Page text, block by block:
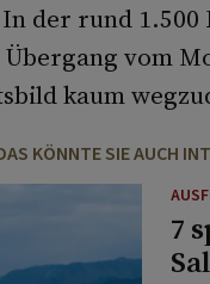
der rund
vom
kaum
KÖNNTE SIE AUCH
7